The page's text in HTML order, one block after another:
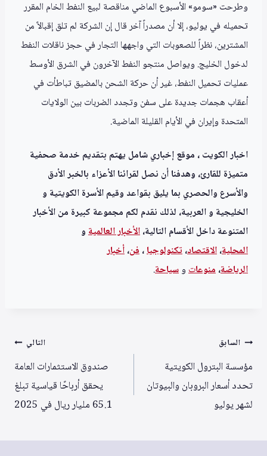
وطرحت «سومو» الأسبوع الماضي مناقصة لبيع النفط الخام المقرر
تحميله في يوليو، إلا أن مصدراً آخر قال إن الشركة لم تلق إقبالاً من
المشترين، نظراً للصعوبات التي واجهها التجار في حجز ناقلات النفط
لدخول الخليج. ويواصل منتجو النفط الآخرون في الشرق الأوسط
عمليات تحميل النفط، غير أن حركة الشحن بالمضيق تباطأت في
أعقاب هجمات جديدة على سفن وتجدد الضربات بين الولايات
المتحدة وإيران في الأيام القليلة الماضية.
اخبار الكويت ، موقع إخباري شامل يهتم بتقديم خدمة صحفية
متميزة للقارئ، وهدفنا أن نصل لقرائنا الأعزاء بالخبر الأدق
والأسرع والحصري بما يليق بقواعد وقيم الأسرة الكويتية و
الخليجية و العربية، لذلك نقدم لكم مجموعة كبيرة من الأخبار
المتنوعة داخل الأقسام التالية،الأخبار العالميةو
المحلية،الاقتصاد،تكنولوجيا،فن،أخبار
الرياضة،منوعاتوسياحة.
تصفّح
المقالات
السابق
مؤسسة البترول الكويتية
تحدد أسعار البروبان والبيوتان
لشهر يوليو
التالي
صندوق الاستثمارات العامة
يحقق أرباحًا قياسية تبلغ
65.1 مليار ريال في 2025